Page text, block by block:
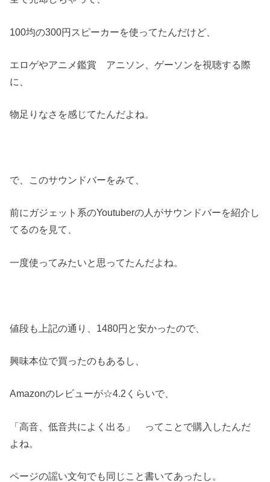
100均の300円スピーカーを使ってたんだけど、
エロゲやアニメ鑑賞 アニソン、ゲーソンを視聴する際
に、
物足りなさを感じてたんだよね。
で、このサウンドバーをみて、
前にガジェット系のYoutuberの人がサウンドバーを紹介し
てるのを見て、
一度使ってみたいと思ってたんだよね。
値段も上記の通り、1480円と安かったので、
興味本位で買ったのもあるし、
Amazonのレビューが☆4.2くらいで、
「高音、低音共によく出る」 ってことで購入したんだ
よね。
ページの謡い文句でも同じこと書いてあったし。